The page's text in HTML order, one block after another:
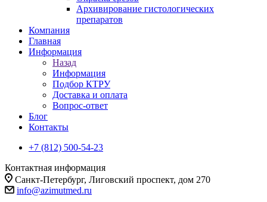
Архивирование гистологических
препаратов
Компания
Главная
Информация
Назад
Информация
Подбор КТРУ
Доставка и оплата
Вопрос-ответ
Блог
Контакты
+7 (812) 500-54-23
Контактная информация
Санкт-Петербург, Лиговский проспект, дом 270
info@azimutmed.ru